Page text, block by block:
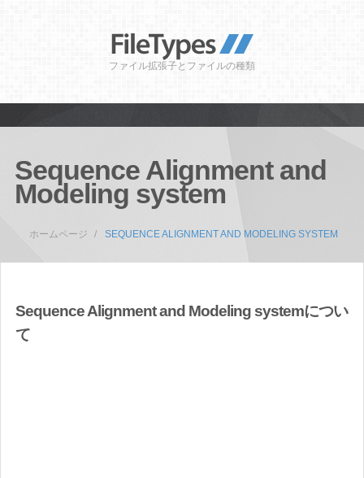
ファイル拡張子とファイルの種類
Sequence Alignment and
Modeling system
ホームページ SEQUENCE ALIGNMENT AND MODELING SYSTEM
Sequence Alignment and Modeling systemについ
て